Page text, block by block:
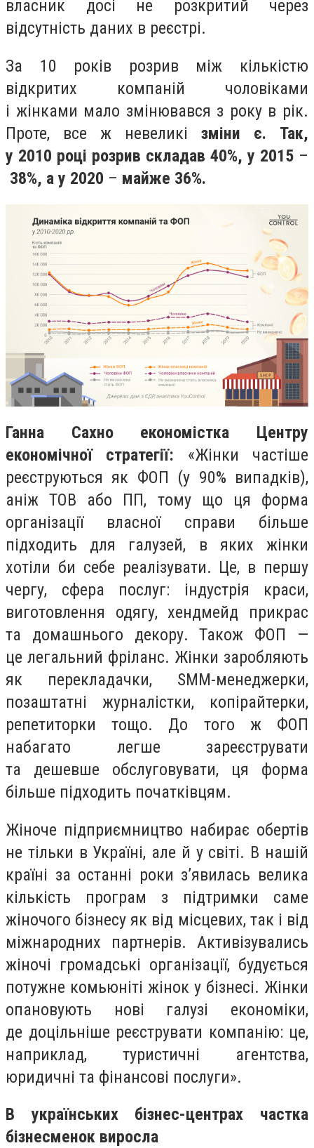
власник досі не розкритий через
відсутність даних в реєстрі.
За 10 років розрив між кількістю
відкритих компаній чоловіками
і жінками мало змінювався з року в рік.
Проте, все ж невеликі зміни є. Так,
у 2010 році розрив складав 40%, у 2015 –
38%, а у 2020 – майже 36%.
Ганна Сахно економістка Центру
економічної стратегії: «Жінки частіше
реєструються як ФОП (у 90% випадків),
аніж ТОВ або ПП, тому що ця форма
організації власної справи більше
підходить для галузей, в яких жінки
хотіли би себе реалізувати. Це, в першу
чергу, сфера послуг: індустрія краси,
виготовлення одягу, хендмейд прикрас
та домашнього декору. Також ФОП —
це легальний фріланс. Жінки заробляють
як перекладачки, SMM-менеджерки,
позаштатні журналістки, копірайтерки,
репетиторки тощо. До того ж ФОП
набагато легше зареєструвати
та дешевше обслуговувати, ця форма
більше підходить початківцям.
Жіноче підприємництво набирає обертів
не тільки в Україні, але й у світі. В нашій
країні за останні роки з’явилась велика
кількість програм з підтримки саме
жіночого бізнесу як від місцевих, так і від
міжнародних партнерів. Активізувались
жіночі громадські організації, будується
потужне комьюніті жінок у бізнесі. Жінки
опановують нові галузі економіки,
де доцільніше реєструвати компанію: це,
наприклад, туристичні агентства,
юридичні та фінансові послуги».
В українських бізнес-центрах частка
бізнесменок виросла